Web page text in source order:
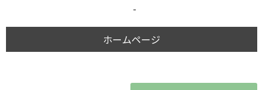
-
ホームページ